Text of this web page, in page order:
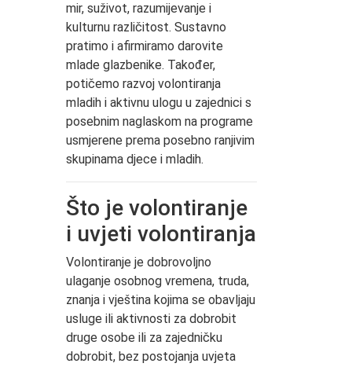
mir, suživot, razumijevanje i
kulturnu različitost. Sustavno
pratimo i afirmiramo darovite
mlade glazbenike. Također,
potičemo razvoj volontiranja
mladih i aktivnu ulogu u zajednici s
posebnim naglaskom na programe
usmjerene prema posebno ranjivim
skupinama djece i mladih.
Što je volontiranje
i uvjeti volontiranja
Volontiranje je dobrovoljno
ulaganje osobnog vremena, truda,
znanja i vještina kojima se obavljaju
usluge ili aktivnosti za dobrobit
druge osobe ili za zajedničku
dobrobit, bez postojanja uvjeta